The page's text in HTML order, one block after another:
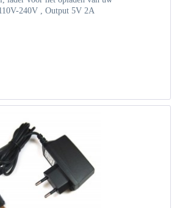
240V , Output 5V 2A